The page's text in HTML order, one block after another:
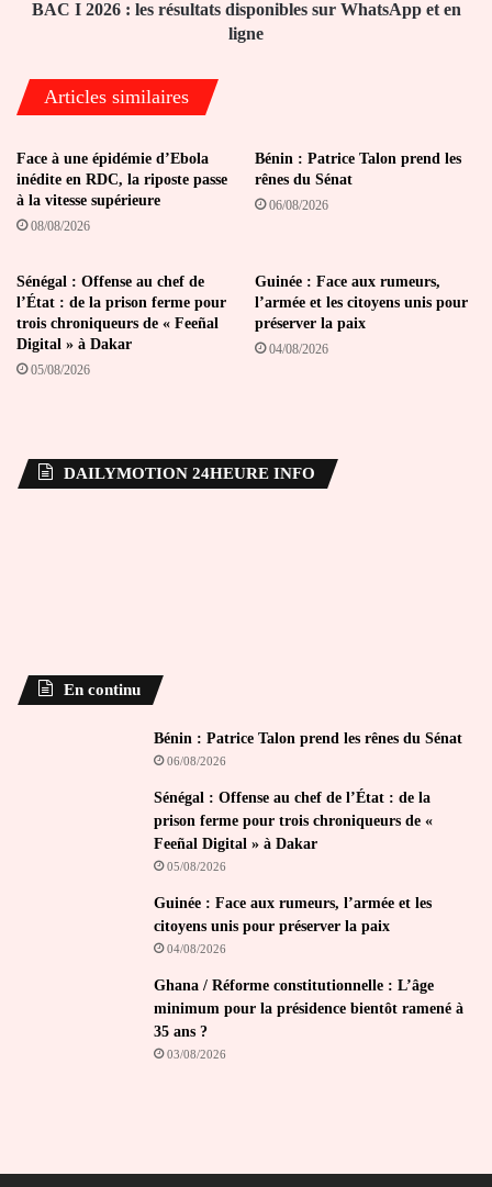
BAC I 2026 : les résultats disponibles sur WhatsApp et en
ligne
Articles similaires
Face à une épidémie d’Ebola
inédite en RDC, la riposte passe
à la vitesse supérieure
08/08/2026
Bénin : Patrice Talon prend les
rênes du Sénat
06/08/2026
Sénégal : Offense au chef de
l’État : de la prison ferme pour
trois chroniqueurs de « Feeñal
Digital » à Dakar
05/08/2026
Guinée : Face aux rumeurs,
l’armée et les citoyens unis pour
préserver la paix
04/08/2026
DAILYMOTION 24HEURE INFO
En continu
Bénin : Patrice Talon prend les rênes du Sénat
06/08/2026
Sénégal : Offense au chef de l’État : de la
prison ferme pour trois chroniqueurs de «
Feeñal Digital » à Dakar
05/08/2026
Guinée : Face aux rumeurs, l’armée et les
citoyens unis pour préserver la paix
04/08/2026
Ghana / Réforme constitutionnelle : L’âge
minimum pour la présidence bientôt ramené à
35 ans ?
03/08/2026